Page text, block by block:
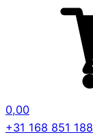
0,00
+31 168 851 188